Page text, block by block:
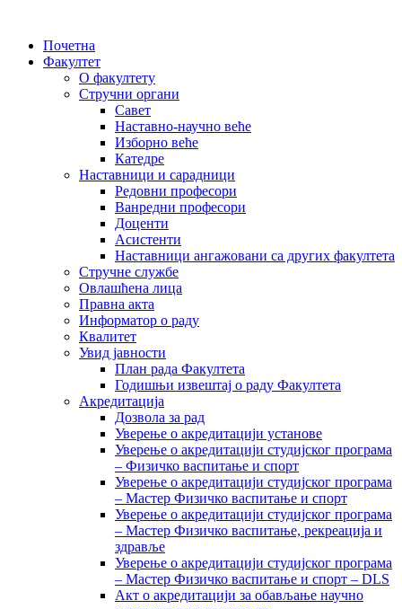
Почетна
Факултет
О факултету
Стручни органи
Савет
Наставно-научно веће
Изборно веће
Катедре
Наставници и сарадници
Редовни професори
Ванредни професори
Доценти
Асистенти
Наставници ангажовани са других факултета
Стручне службе
Овлашћена лица
Правна акта
Информатор о раду
Квалитет
Увид јавности
План рада Факултета
Годишњи извештај о раду Факултета
Акредитација
Дозвола за рад
Уверење о акредитацији установе
Уверење о акредитацији студијског програма
– Физичко васпитање и спорт
Уверење о акредитацији студијског програма
– Мастер Физичко васпитање и спорт
Уверење о акредитацији студијског програма
– Мастер Физичко васпитање, рекреација и
здравље
Уверење о акредитацији студијског програма
– Мастер Физичко васпитање и спорт – DLS
Акт о акредитацији за обављање научно